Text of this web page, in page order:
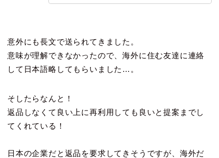
意外にも長文で送られてきました。
意味が理解できなかったので、海外に住む友達に連絡
して日本語略してもらいました…。
そしたらなんと！
返品しなくて良い上に再利用しても良いと提案までし
てくれている！
日本の企業だと返品を要求してきそうですが、海外だ